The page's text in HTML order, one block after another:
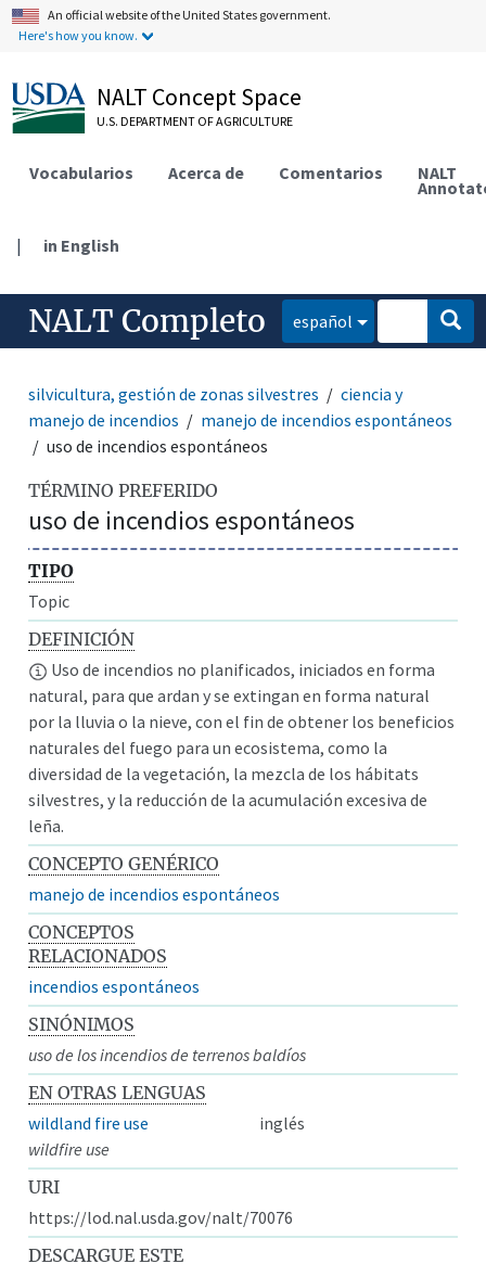
An official website of the United States government.
Here's how you know.
NALT Concept Space
U.S. DEPARTMENT OF AGRICULTURE
Vocabularios Acerca de Comentarios NALT
| in English
NALT Completo español
silvicultura, gestión de zonas silvestres
ciencia y
manejo de incendios
manejo de incendios espontáneos
uso de incendios espontáneos
TÉRMINO PREFERIDO
uso de incendios espontáneos
TIPO
Topic
DEFINICIÓN
Uso de incendios no planificados, iniciados en forma
natural, para que ardan y se extingan en forma natural
por la lluvia o la nieve, con el fin de obtener los beneficios
naturales del fuego para un ecosistema, como la
diversidad de la vegetación, la mezcla de los hábitats
silvestres, y la reducción de la acumulación excesiva de
leña.
CONCEPTO GENÉRICO
manejo de incendios espontáneos
CONCEPTOS
RELACIONADOS
incendios espontáneos
SINÓNIMOS
uso de los incendios de terrenos baldíos
EN OTRAS LENGUAS
wildland fire use
inglés
wildfire use
URI
https://lod.nal.usda.gov/nalt/70076
DESCARGUE ESTE